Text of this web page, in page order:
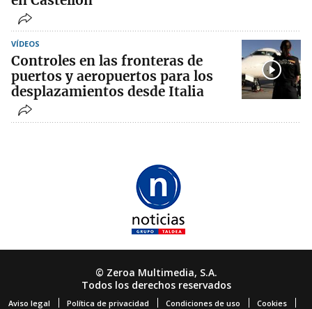
VÍDEOS
Controles en las fronteras de
puertos y aeropuertos para los
desplazamientos desde Italia
© Zeroa Multimedia, S.A.
Todos los derechos reservados
Aviso legal Política de privacidad Condiciones de uso Cookies